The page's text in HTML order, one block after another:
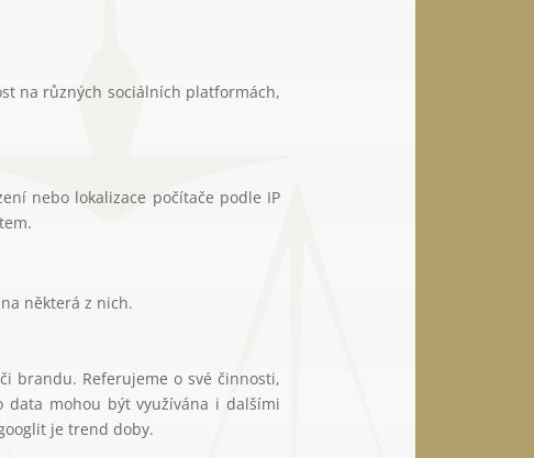
na různých sociálních platformách,
nebo lokalizace počítače podle IP
některá z nich.
brandu. Referujeme o své činnosti,
data mohou být využívána i dalšími
je trend doby.